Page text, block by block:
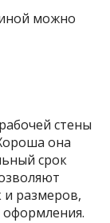
можно
стены
она
срок
и размеров,